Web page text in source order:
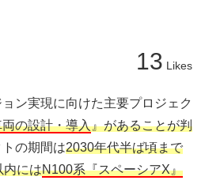
13 Likes
ン実現に向けた主要プロジェク
の設計・導入』があることが判
の期間は2030年代半ば頃まで
内にはN100系『スペーシアX』